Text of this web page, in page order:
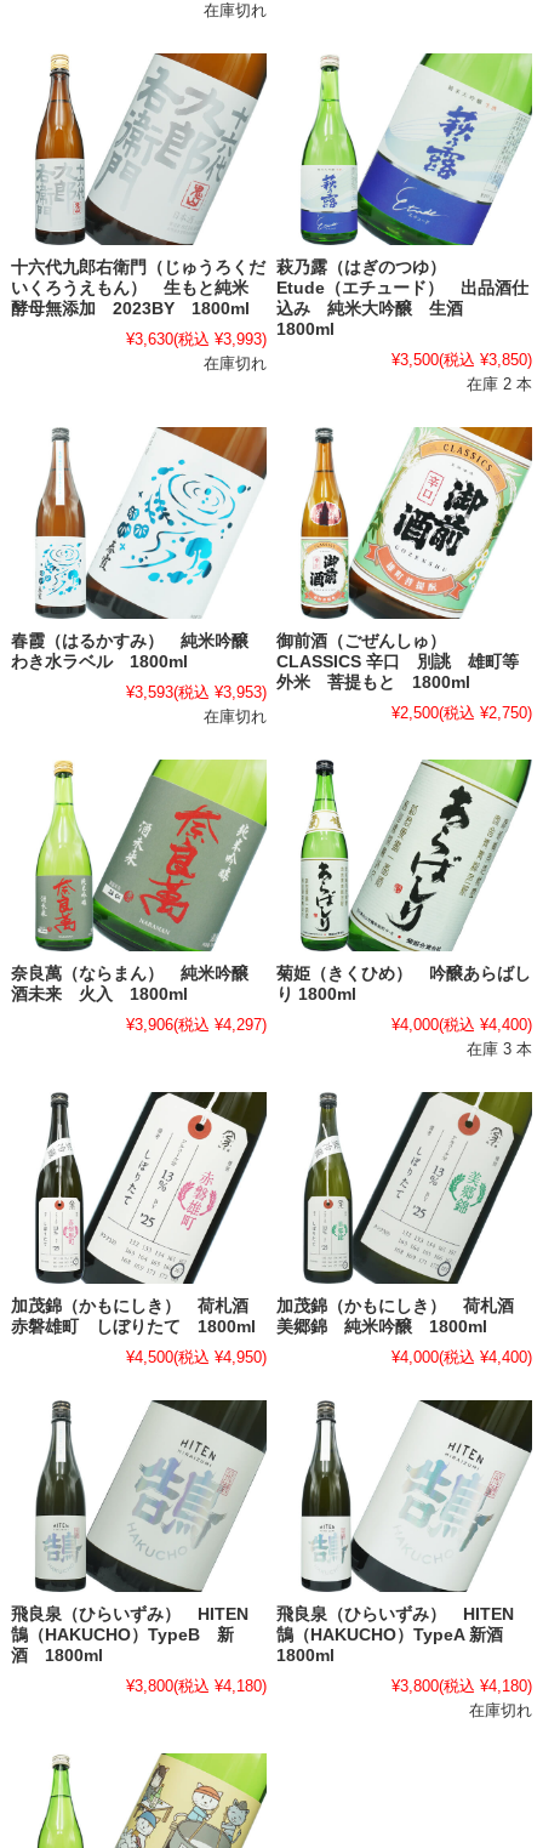
在庫切れ
十六代九郎右衛門（じゅうろくだ
いくろうえもん） 生もと純米
酵母無添加 2023BY 1800ml
¥3,630(税込 ¥3,993)
在庫切れ
萩乃露（はぎのつゆ）
Etude（エチュード） 出品酒仕
込み 純米大吟醸 生酒
1800ml
¥3,500(税込 ¥3,850)
在庫 2 本
春霞（はるかすみ） 純米吟醸
わき水ラベル 1800ml
¥3,593(税込 ¥3,953)
在庫切れ
御前酒（ごぜんしゅ）
CLASSICS 辛口 別誂 雄町等
外米 菩提もと 1800ml
¥2,500(税込 ¥2,750)
奈良萬（ならまん） 純米吟醸
酒未来 火入 1800ml
¥3,906(税込 ¥4,297)
菊姫（きくひめ） 吟醸あらばし
り 1800ml
¥4,000(税込 ¥4,400)
在庫 3 本
加茂錦（かもにしき） 荷札酒
赤磐雄町 しぼりたて 1800ml
¥4,500(税込 ¥4,950)
加茂錦（かもにしき） 荷札酒
美郷錦 純米吟醸 1800ml
¥4,000(税込 ¥4,400)
飛良泉（ひらいずみ） HITEN
鵠（HAKUCHO）TypeB 新
酒 1800ml
¥3,800(税込 ¥4,180)
飛良泉（ひらいずみ） HITEN
鵠（HAKUCHO）TypeA 新酒
1800ml
¥3,800(税込 ¥4,180)
在庫切れ